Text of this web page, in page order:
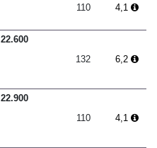
110
4,1
22.600
132
6,2
22.900
110
4,1